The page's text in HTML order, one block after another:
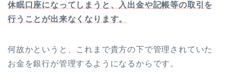
休眠口座になってしまうと、入出金や記帳等の取引を
行うことが出来なくなります。
何故かというと、これまで貴方の下で管理されていた
お金を銀行が管理するようになるからです。